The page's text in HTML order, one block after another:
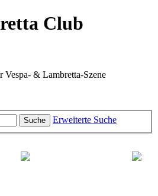
Club
Vespa- & Lambretta-Szene
Suche Erweiterte Suche